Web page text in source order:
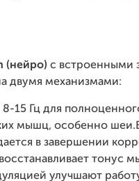
(нейро) с встроенными
двумя механизмами:
8-15 Гц для
мышц, особенно
в завершении
тонус
улучшают